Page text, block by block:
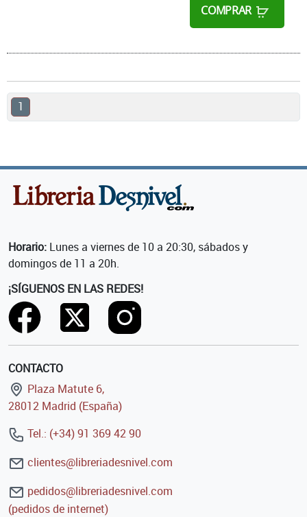
COMPRAR
1
Horario: Lunes a viernes de 10 a 20:30, sábados y
domingos de 11 a 20h.
¡SÍGUENOS EN LAS REDES!
CONTACTO
Plaza Matute 6,
28012 Madrid (España)
Tel.: (+34) 91 369 42 90
clientes@libreriadesnivel.com
pedidos@libreriadesnivel.com
(pedidos de internet)